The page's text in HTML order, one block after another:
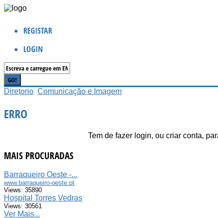
REGISTAR
LOGIN
Diretorio Comunicação e Imagem
ERRO
Tem de fazer login, ou criar conta,
MAIS PROCURADAS
Barraqueiro Oeste -...
www.barraqueiro-oeste.pt
Views: 35890
Hospital Torres Vedras
Views: 30561
Ver Mais...